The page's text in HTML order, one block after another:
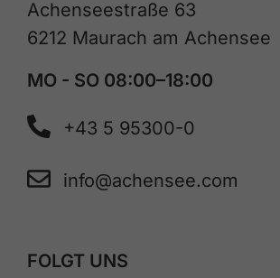
Achenseestraße 63
6212 Maurach am Achensee
MO - SO 08:00–18:00
+43 5 95300-0
info@achensee.com
FOLGT UNS